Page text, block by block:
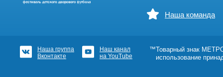
Наша команда
Наша группа
Вконтакте
Наш канал
на YouTube
™Товарный знак
использование